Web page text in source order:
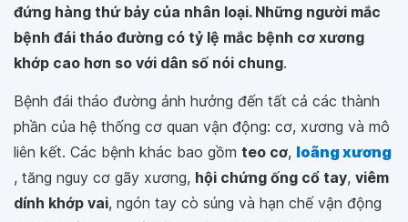
đứng hàng thứ bảy của nhân loại. Những người mắc
bệnh đái tháo đường có tỷ lệ mắc bệnh cơ xương
khớp cao hơn so với dân số nói chung.
Bệnh đái tháo đường ảnh hưởng đến tất cả các thành
phần của hệ thống cơ quan vận động: cơ, xương và mô
liên kết. Các bệnh khác bao gồm teo cơ, loãng xương
, tăng nguy cơ gãy xương, hội chứng ống cổ tay, viêm
dính khớp vai, ngón tay cò súng và hạn chế vận động